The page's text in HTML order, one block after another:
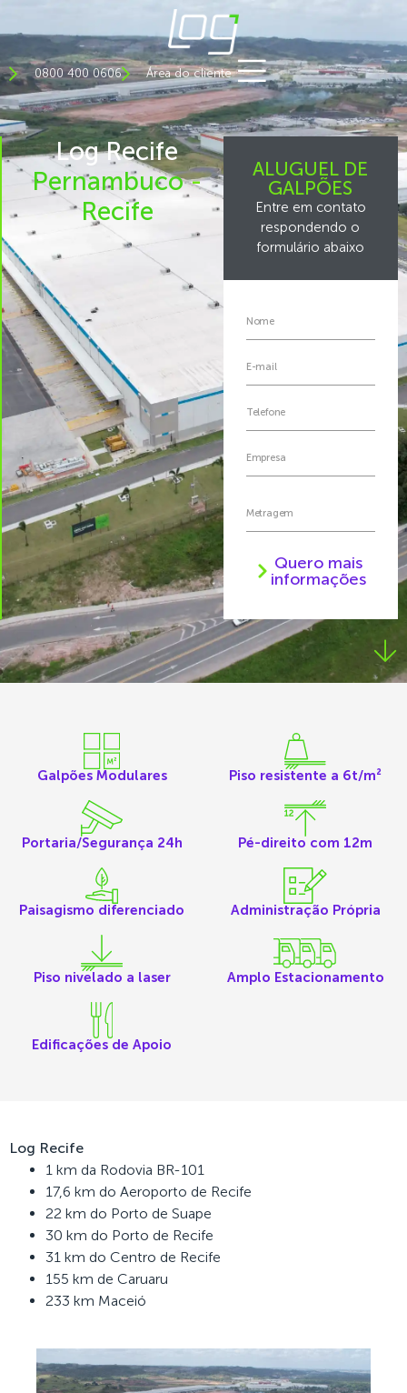
0800 400 0606 Área do cliente
Log Recife
Pernambuco-
Recife
ALUGUEL DE
GALPÕES
Entre em contato
respondendo o
formulário abaixo
Quero mais
informações
Galpões Modulares Piso resistente a 6t/m²
Portaria/Segurança 24h Pé-direito com 12m
Paisagismo diferenciado Administração Própria
Piso nivelado a laser Amplo Estacionamento
Edificações de Apoio
Log Recife
1 km da Rodovia BR-101
17,6 km do Aeroporto de Recife
22 km do Porto de Suape
30 km do Porto de Recife
31 km do Centro de Recife
155 km de Caruaru
233 km Maceió